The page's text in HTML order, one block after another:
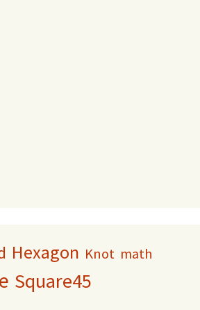
Hexagon Knot math
Square45